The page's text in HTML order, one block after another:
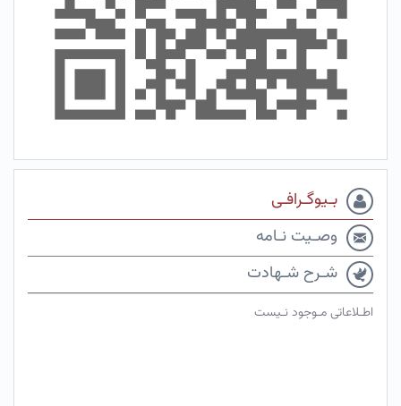
بـیوگـرافـی
وصـیت نـامه
شـرح شـهادت
اطـلاعاتی مـوجود نـیست